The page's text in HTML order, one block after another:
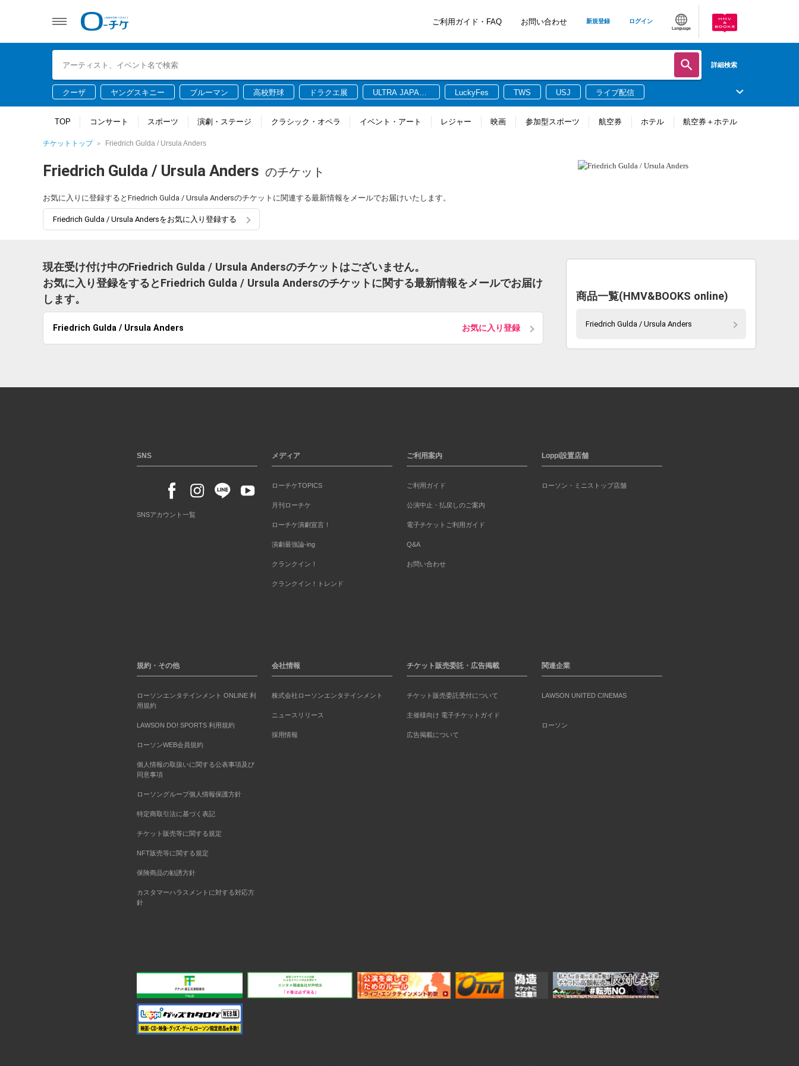
ご利用ガイド・FAQ お問い合わせ 新規登録 ログイン
Language
詳細検索
クーザ ヤングスキニー ブルーマン 高校野球 ドラクエ展
ULTRA JAPAN
LuckyFes TWS USJ ライブ配信
TOP コンサート スポーツ 演劇・ステージ クラシック・オペラ イベント・アート レジャー 映画 参加型スポーツ 航空券 ホテル 航空券＋ホテル
チケットトップ Friedrich Gulda / Ursula Anders
Friedrich Gulda / Ursula Anders のチケット
お気に入りに登録するとFriedrich Gulda / Ursula Andersのチケットに関連する最新情報をメールでお届けいたします。
Friedrich Gulda / Ursula Andersをお気に入り登録する
現在受け付け中のFriedrich Gulda / Ursula Andersのチケットはございません。
お気に入り登録をするとFriedrich Gulda / Ursula Andersのチケットに関する最新情報をメールでお届け
します。
Friedrich Gulda / Ursula Anders お気に入り登録
商品一覧(HMV&BOOKS online)
Friedrich Gulda / Ursula Anders
SNS
SNSアカウント一覧
メディア
ローチケTOPICS
月刊ローチケ
ローチケ演劇宣言！
演劇最強論-ing
クランクイン！
クランクイン！トレンド
ご利用案内
ご利用ガイド
公演中止・払戻しのご案内
電子チケットご利用ガイド
Q&A
お問い合わせ
Loppi設置店舗
ローソン・ミニストップ店舗
規約・その他
ローソンエンタテインメント ONLINE 利
用規約
LAWSON DO! SPORTS 利用規約
ローソンWEB会員規約
個人情報の取扱いに関する公表事項及び
同意事項
ローソングループ個人情報保護方針
特定商取引法に基づく表記
チケット販売等に関する規定
NFT販売等に関する規定
保険商品の勧誘方針
カスタマーハラスメントに対する対応方
針
会社情報
株式会社ローソンエンタテインメント
ニュースリリース
採用情報
チケット販売委託・広告掲載
チケット販売委託受付について
主催様向け 電子チケットガイド
広告掲載について
関連企業
LAWSON UNITED CINEMAS
ローソン